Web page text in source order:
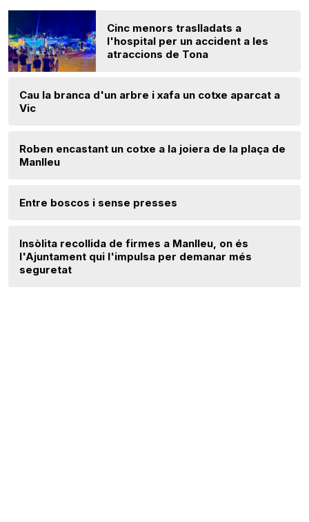
Cinc menors traslladats a
l'hospital per un accident a les
atraccions de Tona
Cau la branca d'un arbre i xafa un cotxe aparcat a
Vic
Roben encastant un cotxe a la joiera de la plaça de
Manlleu
Entre boscos i sense presses
Insòlita recollida de firmes a Manlleu, on és
l'Ajuntament qui l'impulsa per demanar més
seguretat